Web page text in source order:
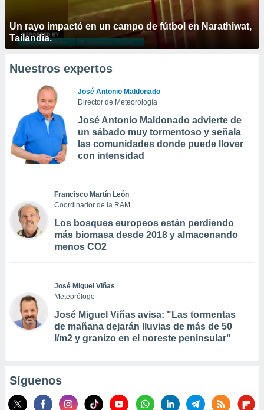
Un rayo impactó en un campo de fútbol en Narathiwat,
Tailandia.
Nuestros expertos
José Antonio Maldonado
Director de Meteorología
José Antonio Maldonado advierte de
un sábado muy tormentoso y señala
las comunidades donde puede llover
con intensidad
Francisco Martín León
Coordinador de la RAM
Los bosques europeos están perdiendo
más biomasa desde 2018 y almacenando
menos CO2
José Miguel Viñas
Meteorólogo
José Miguel Viñas avisa: "Las tormentas
de mañana dejarán lluvias de más de 50
l/m2 y granizo en el noreste peninsular"
Síguenos